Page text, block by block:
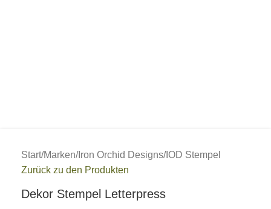
Start/Marken/Iron Orchid Designs/IOD Stempel
Zurück zu den Produkten
Dekor Stempel Letterpress